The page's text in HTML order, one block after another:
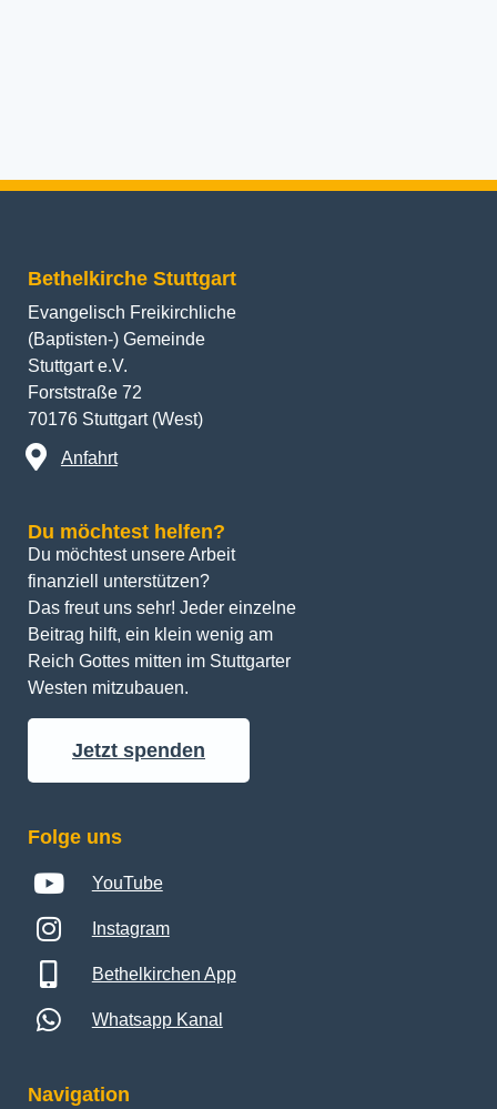
Evangelisch Freikirchliche
(Baptisten-) Gemeinde
Stuttgart e.V.
Forststraße 72
70176 Stuttgart (West)
Anfahrt
Du möchtest unsere Arbeit
finanziell unterstützen?
Das freut uns sehr! Jeder einzelne
Beitrag hilft, ein klein wenig am
Reich Gottes mitten im Stuttgarter
Westen mitzubauen.
Jetzt spenden
Instagram
Bethelkirchen App
Whatsapp Kanal
Gottesdienst